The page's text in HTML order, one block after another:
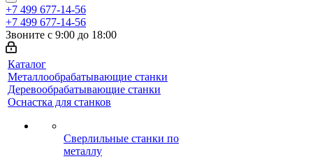
+7 499 677-14-56
+7 499 677-14-56
Звоните с 9:00 до 18:00
Каталог
Металлообрабатывающие станки
Деревообрабатывающие станки
Оснастка для станков
Сверлильные станки по
металлу